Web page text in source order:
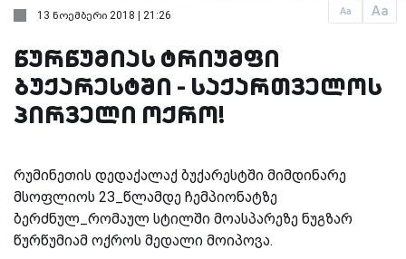
Aa Aa
13 ნოემბერი 2018 | 21:26
წურწუმიას ტრიუმფი
ბუქარესტში - საქართველოს
პირველი ოქრო!
რუმინეთის დედაქალაქ ბუქარესტში მიმდინარე
მსოფლიოს 23_წლამდე ჩემპიონატზე
ბერძნულ_რომაულ სტილში მოასპარეზე ნუგზარ
წურწუმიამ ოქროს მედალი მოიპოვა.